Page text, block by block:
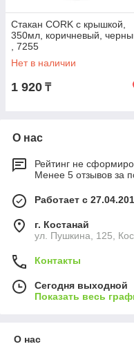
Стакан CORK с крышкой,
350мл, коричневый,
, 7255
Нет в наличии
1 920 ₸
О нас
Рейтинг не
Менее 5 отзывов за
Работает с
г. Костанай
ул. Пушкина, 125,
Контакты
Сегодня выходной
Показать весь
О нас